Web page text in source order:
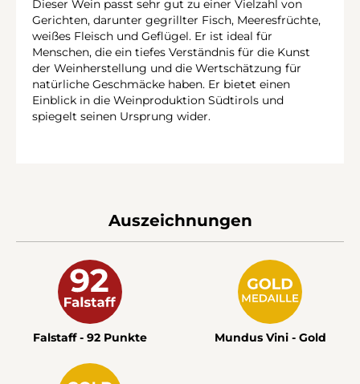
Dieser Wein passt sehr gut zu einer Vielzahl von
Gerichten, darunter gegrillter Fisch, Meeresfrüchte,
weißes Fleisch und Geflügel. Er ist ideal für
Menschen, die ein tiefes Verständnis für die Kunst
der Weinherstellung und die Wertschätzung für
natürliche Geschmäcke haben. Er bietet einen
Einblick in die Weinproduktion Südtirols und
spiegelt seinen Ursprung wider.
Auszeichnungen
Falstaff - 92 Punkte Mundus Vini - Gold